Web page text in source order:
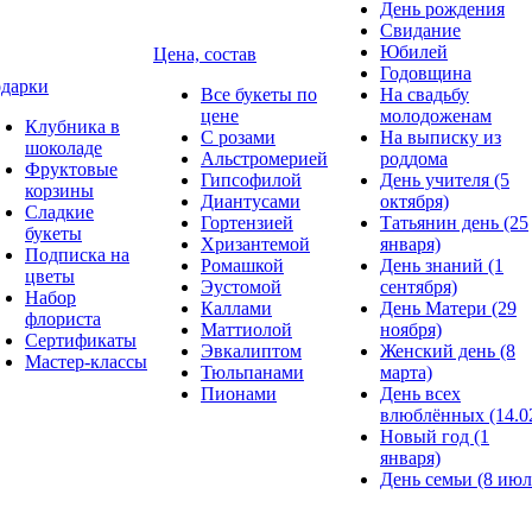
Клубника в
шоколаде
Фруктовые
корзины
Сладкие
букеты
Подписка на
цветы
Набор
флориста
Сертификаты
Мастер-классы
Цена, состав
Все букеты по
цене
С розами
Альстромерией
Гипсофилой
Диантусами
Гортензией
Хризантемой
Ромашкой
Эустомой
Каллами
Маттиолой
Эвкалиптом
Тюльпанами
Пионами
День рождения
Свидание
Юбилей
Годовщина
На свадьбу
молодоженам
На выписку из
роддома
День учителя (5
октября)
Татьянин день (25
января)
День знаний (1
сентября)
День Матери (29
ноября)
Женский день (8
марта)
День всех
влюблённых
Новый год (1
января)
День семьи (8